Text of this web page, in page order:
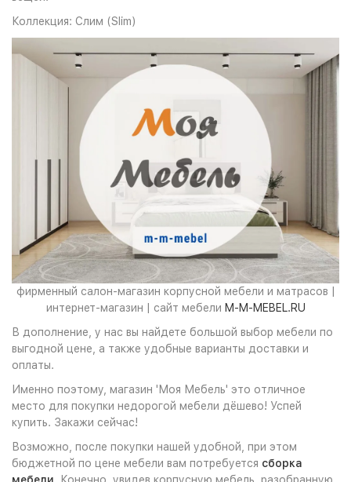
Коллекция: Слим (Slim)
фирменный салон-магазин корпусной мебели и матрасов |
интернет-магазин | сайт мебели M-M-MEBEL.RU
В дополнение, у нас вы найдете большой выбор мебели по
выгодной цене, а также удобные варианты доставки и
оплаты.
Именно поэтому, магазин 'Моя Мебель' это отличное
место для покупки недорогой мебели дёшево! Успей
купить. Закажи сейчас!
Возможно, после покупки нашей удобной, при этом
бюджетной по цене мебели вам потребуется сборка